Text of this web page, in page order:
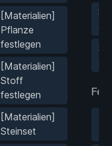
[Materialien]
Pflanze
festlegen
[Materialien]
Stoff
festlegen
[Materialien]
Steinset